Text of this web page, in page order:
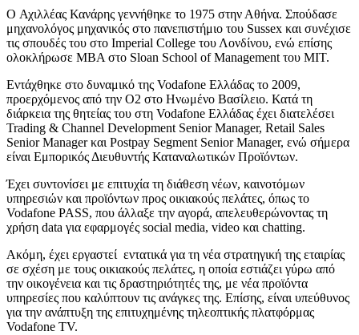
O Αχιλλέας Κανάρης γεννήθηκε το 1975 στην Αθήνα. Σπούδασε
μηχανολόγος μηχανικός στο πανεπιστήμιο του Sussex και συνέχισε
τις σπουδές του στο Imperial College του Λονδίνου, ενώ επίσης
ολοκλήρωσε MBA στο Sloan School of Management του MIT.
Εντάχθηκε στο δυναμικό της Vodafone Ελλάδας το 2009,
προερχόμενος από την O2 στο Ηνωμένο Βασίλειο. Κατά τη
διάρκεια της θητείας του στη Vodafone Ελλάδας έχει διατελέσει
Trading & Channel Development Senior Manager, Retail Sales
Senior Manager και Postpay Segment Senior Manager, ενώ σήμερα
είναι Εμπορικός Διευθυντής Καταναλωτικών Προϊόντων.
Έχει συντονίσει με επιτυχία τη διάθεση νέων, καινοτόμων
υπηρεσιών και προϊόντων προς οικιακούς πελάτες, όπως το
Vodafone PASS, που άλλαξε την αγορά, απελευθερώνοντας τη
χρήση data για εφαρμογές social media, video και chatting.
Ακόμη, έχει εργαστεί εντατικά για τη νέα στρατηγική της εταιρίας
σε σχέση με τους οικιακούς πελάτες, η οποία εστιάζει γύρω από
την οικογένεια και τις δραστηριότητές της, με νέα προϊόντα
υπηρεσίες που καλύπτουν τις ανάγκες της. Επίσης, είναι υπεύθυνος
για την ανάπτυξη της επιτυχημένης τηλεοπτικής πλατφόρμας
Vodafone TV.